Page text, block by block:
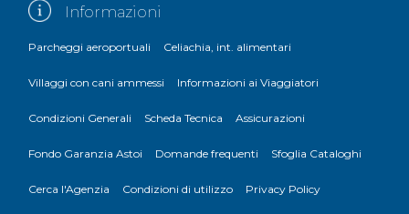
Informazioni
Parcheggi aeroportuali Celiachia, int. alimentari
Villaggi con cani ammessi Informazioni ai Viaggiatori
Condizioni Generali Scheda Tecnica Assicurazioni
Fondo Garanzia Astoi Domande frequenti Sfoglia Cataloghi
Cerca l'Agenzia Condizioni di utilizzo Privacy Policy